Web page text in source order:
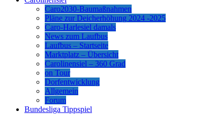
Caro2030-Baumaßnahmen
Pläne zur Deicherhöhung 2024 -2025
Caro-Harlesiel damals
News zum Laufbus
Laufbus – Startseite
Marktplatz – Übersicht
Carolinensiel – 360 Grad
on Tour
Dorfentwicklung
Allgemein
Forum
Bundesliga Tippspiel